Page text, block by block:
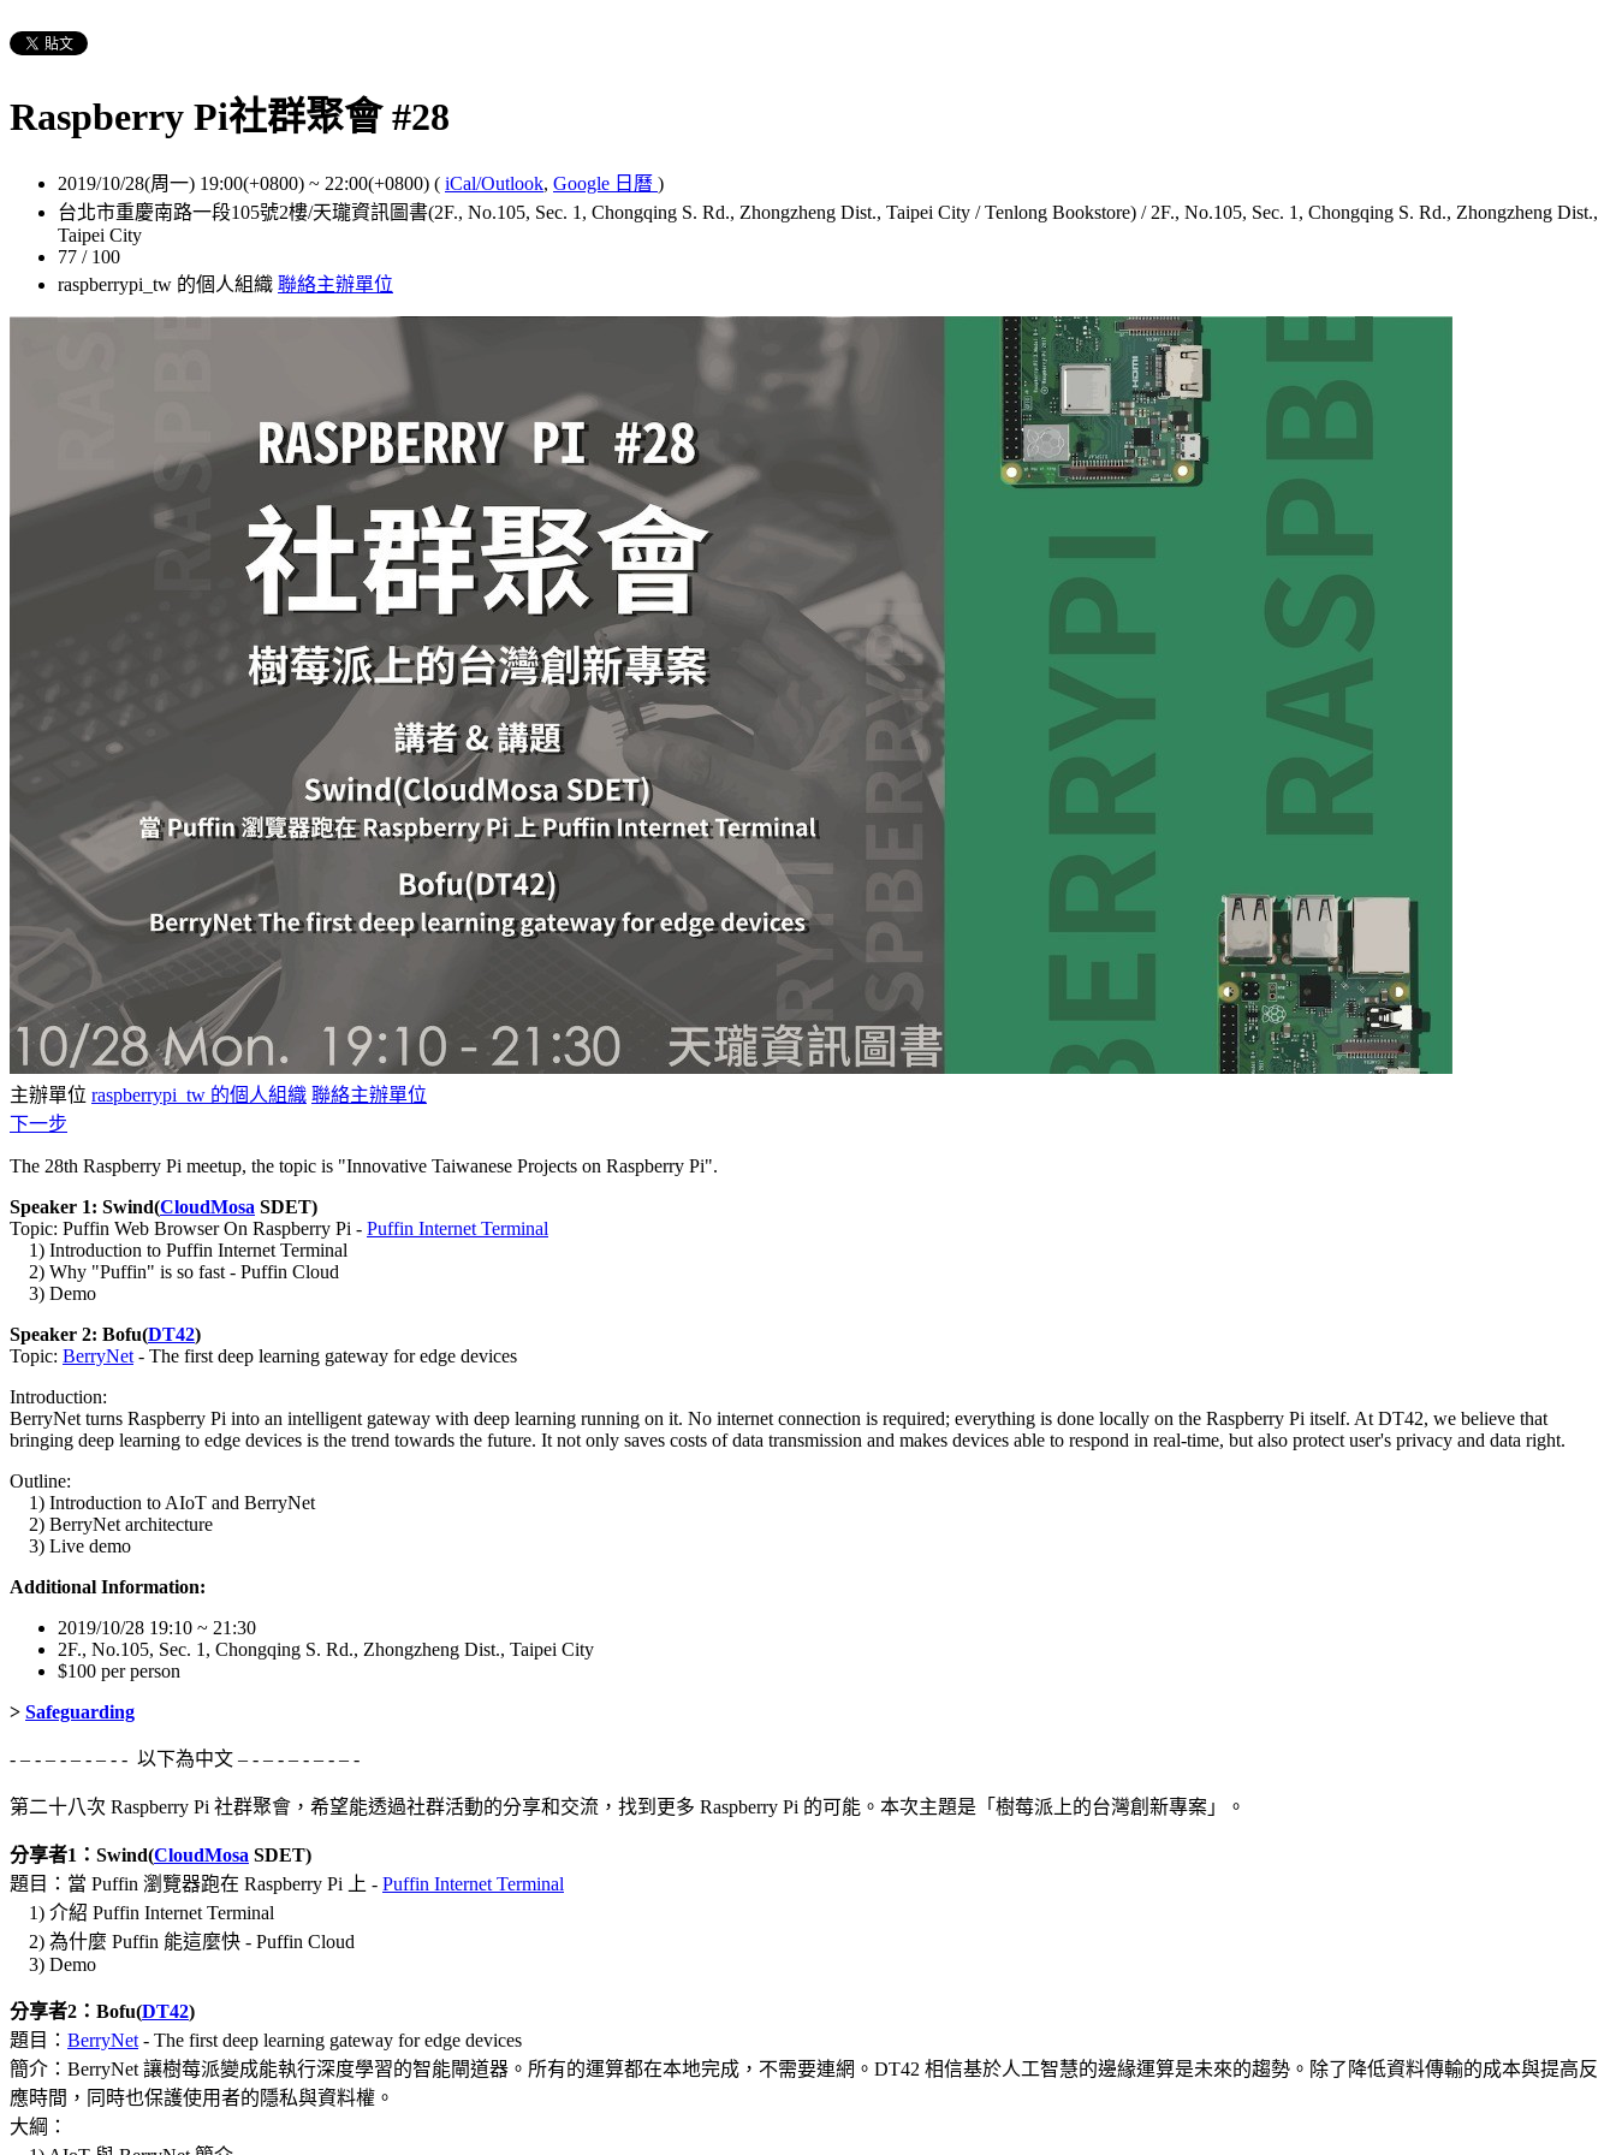
Raspberry Pi社群聚會 #28
2019/10/28(周一) 19:00(+0800) ~ 22:00(+0800) ( iCal/Outlook, Google 日曆 )
台北市重慶南路一段105號2樓/天瓏資訊圖書(2F., No.105, Sec. 1, Chongqing S. Rd., Zhongzheng Dist., Taipei City / Tenlong Bookstore) / 2F., No.105, Sec. 1, Chongqing S. Rd., Zhongzheng Dist.,
Taipei City
77 / 100
raspberrypi_tw 的個人組織 聯絡主辦單位
主辦單位 raspberrypi_tw 的個人組織 聯絡主辦單位
下一步
The 28th Raspberry Pi meetup, the topic is "Innovative Taiwanese Projects on Raspberry Pi".
Speaker 1: Swind(CloudMosa SDET)
Topic: Puffin Web Browser On Raspberry Pi - Puffin Internet Terminal
1) Introduction to Puffin Internet Terminal
2) Why "Puffin" is so fast - Puffin Cloud
3) Demo
Speaker 2: Bofu(DT42)
Topic: BerryNet - The first deep learning gateway for edge devices
Introduction:
BerryNet turns Raspberry Pi into an intelligent gateway with deep learning running on it. No internet connection is required; everything is done locally on the Raspberry Pi itself. At DT42, we believe that
bringing deep learning to edge devices is the trend towards the future. It not only saves costs of data transmission and makes devices able to respond in real-time, but also protect user's privacy and data right.
Outline:
1) Introduction to AIoT and BerryNet
2) BerryNet architecture
3) Live demo
Additional Information:
2019/10/28 19:10 ~ 21:30
2F., No.105, Sec. 1, Chongqing S. Rd., Zhongzheng Dist., Taipei City
$100 per person
> Safeguarding
- – - – - – - – - - 以下為中文 – - – - – - – - – -
第二十八次 Raspberry Pi 社群聚會，希望能透過社群活動的分享和交流，找到更多 Raspberry Pi 的可能。本次主題是「樹莓派上的台灣創新專案」。
分享者1：Swind(CloudMosa SDET)
題目：當 Puffin 瀏覽器跑在 Raspberry Pi 上 - Puffin Internet Terminal
1) 介紹 Puffin Internet Terminal
2) 為什麼 Puffin 能這麼快 - Puffin Cloud
3) Demo
分享者2：Bofu(DT42)
題目： BerryNet - The first deep learning gateway for edge devices
簡介：BerryNet 讓樹莓派變成能執行深度學習的智能閘道器。所有的運算都在本地完成，不需要連網。DT42 相信基於人工智慧的邊緣運算是未來的趨勢。除了降低資料傳輸的成本與提高反
應時間，同時也保護使用者的隱私與資料權。
大綱：